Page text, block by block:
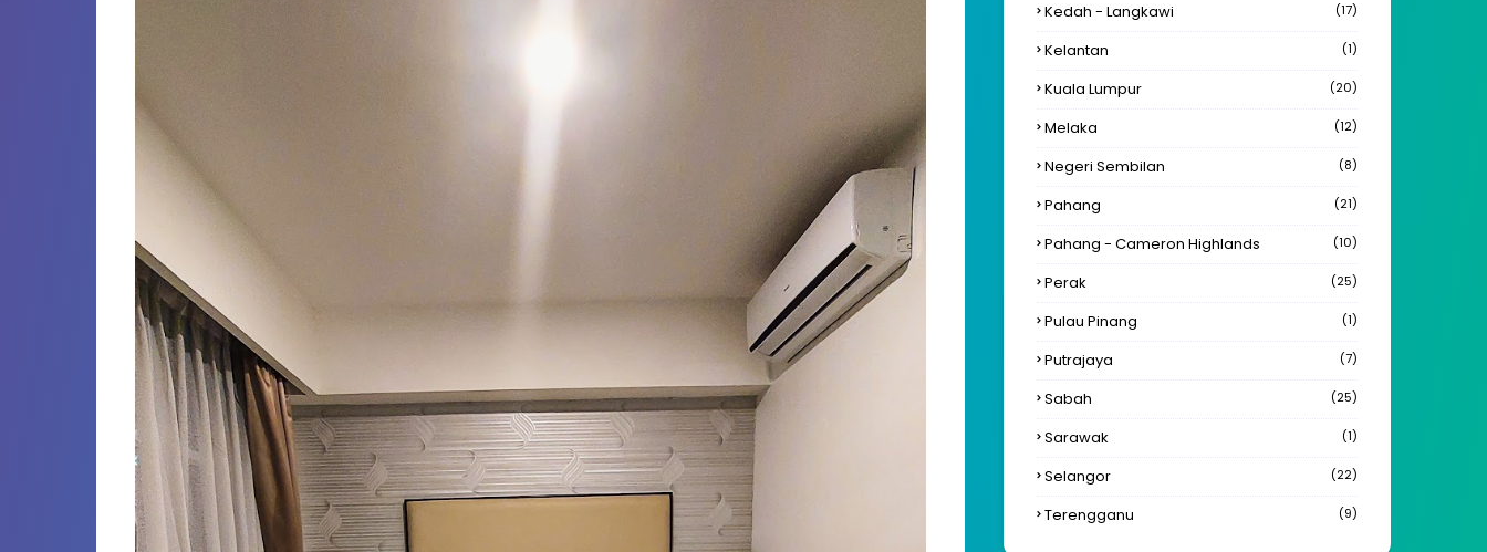
Kedah - Langkawi (17)
Kelantan (1)
Kuala Lumpur (20)
Melaka (12)
Negeri Sembilan (8)
Pahang (21)
Pahang - Cameron Highlands (10)
Perak (25)
Pulau Pinang (1)
Putrajaya (7)
Sabah (25)
Sarawak (1)
Selangor (22)
Terengganu (9)